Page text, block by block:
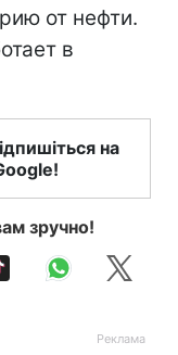
от нефти.
в
на
зручно!